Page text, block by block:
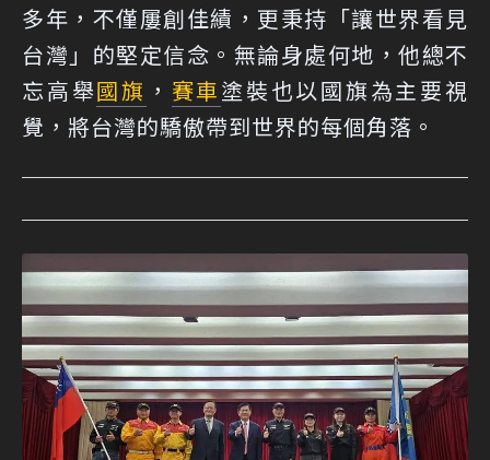
多年，不僅屢創佳績，更秉持「讓世界看見
台灣」的堅定信念。無論身處何地，他總不
忘高舉國旗 ， 賽車塗裝也以國旗為主要視
覺，將台灣的驕傲帶到世界的每個角落。